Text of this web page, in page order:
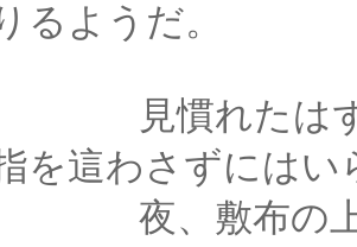
るようだ。
たはずの濡れ
を這わさずにはい
布の上に散ら